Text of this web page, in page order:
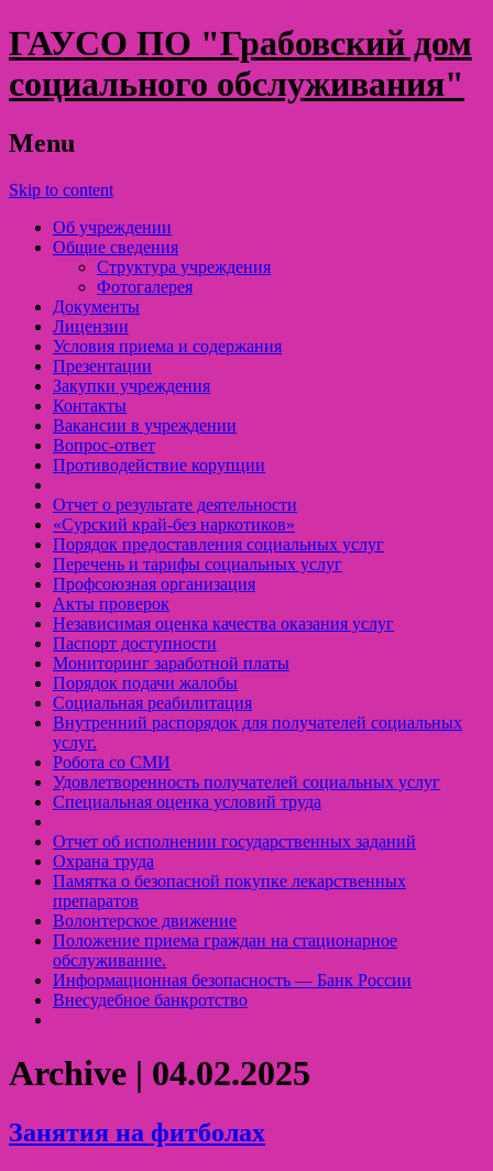
ГАУСО ПО "Грабовский дом
социального обслуживания"
Menu
Skip to content
Об учреждении
Общие сведения
Структура учреждения
Фотогалерея
Документы
Лицензии
Условия приема и содержания
Презентации
Закупки учреждения
Контакты
Вакансии в учреждении
Вопрос-ответ
Противодействие корупции
Отчет о результате деятельности
«Cурский край-без наркотиков»
Порядок предоставления социальных услуг
Перечень и тарифы социальных услуг
Профсоюзная организация
Акты проверок
Независимая оценка качества оказания услуг
Паспорт доступности
Мониторинг заработной платы
Порядок подачи жалобы
Социальная реабилитация
Внутренний распорядок для получателей социальных
услуг.
Робота со СМИ
Удовлетворенность получателей социальных услуг
Специальная оценка условий труда
Отчет об исполнении государственных заданий
Охрана труда
Памятка о безопасной покупке лекарственных
препаратов
Волонтерское движение
Положение приема граждан на стационарное
обслуживание.
Информационная безопасность — Банк России
Внесудебное банкротство
Archive | 04.02.2025
Занятия на фитболах